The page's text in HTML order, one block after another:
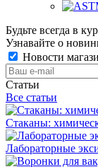
Будьте всегда в
Узнавайте о
Новости
Статьи
Все статьи
Стаканы:
Лабораторные